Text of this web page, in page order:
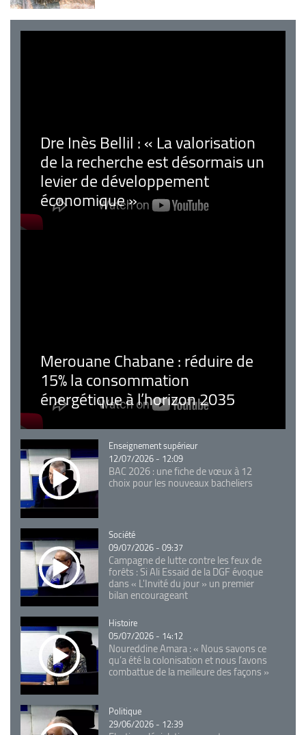
Dre Inès Bellil : « La valorisation
de la recherche est désormais un
levier de développement
économique »
Merouane Chabane : réduire de
15% la consommation
énergétique à l’horizon 2035
Catégorie
Enseignement supérieur
12/07/2026 - 12:09
BAC 2026 : une fiche de vœux à 12
choix pour les nouveaux bacheliers
Catégorie
Société
09/07/2026 - 09:37
Campagne de lutte contre les feux de
forêts : Si Ali Essaid de la DGF évoque
dans « L'Invité du jour » un premier
bilan encourageant
Catégorie
Histoire
05/07/2026 - 14:12
Noureddine Amara : « Nous savons ce
qu’a été la colonisation et nous l’avons
combattue de la meilleure des façons »
Catégorie
Politique
29/06/2026 - 12:39